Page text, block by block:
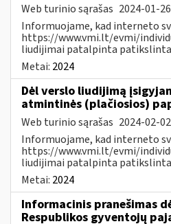
Web turinio sąrašas 2024-01-26
Informuojame, kad interneto
https://www.vmi.lt/evmi/
liudijimai patalpinta patikslinta
Metai: 2024
Dėl verslo liudijimą
atmintinės (plačiosios)
Web turinio sąrašas 2024-02-02
Informuojame, kad interneto
https://www.vmi.lt/evmi/
liudijimai patalpinta patikslinta
Metai: 2024
Informacinis pranešimas
Respublikos gyventojų